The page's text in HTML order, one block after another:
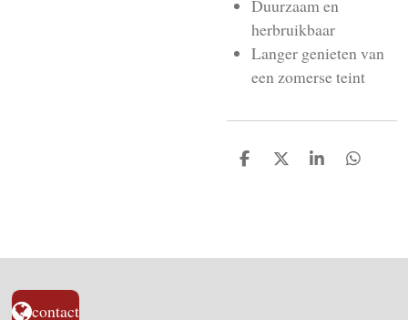
Duurzaam en
herbruikbaar
Langer genieten van
een zomerse teint
D
D
S
D
contact